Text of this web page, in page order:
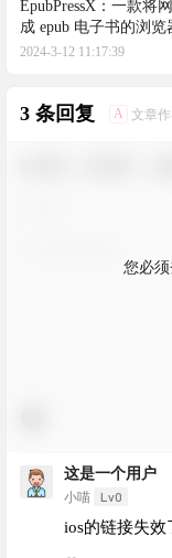
EpubPressX：一款将
成 epub 电子书的浏览
2024-3-12 11:17:39
3 条回复 A 文章
您必
这是一个用户
小喵 Lv0
ios的链接失